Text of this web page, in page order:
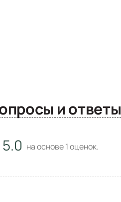
Вопросы и ответы
5.0 на основе1оценок.